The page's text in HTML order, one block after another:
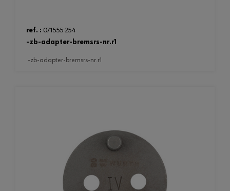
ref. : 071555 254
-zb-adapter-bremsrs-nr.r1
-zb-adapter-bremsrs-nr.r1